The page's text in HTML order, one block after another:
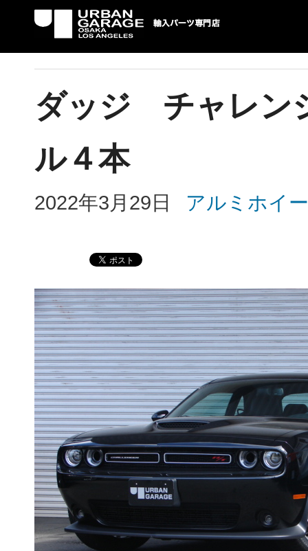
ダッジ チャレン
ル４本
2022年3月29日 アルミホイ